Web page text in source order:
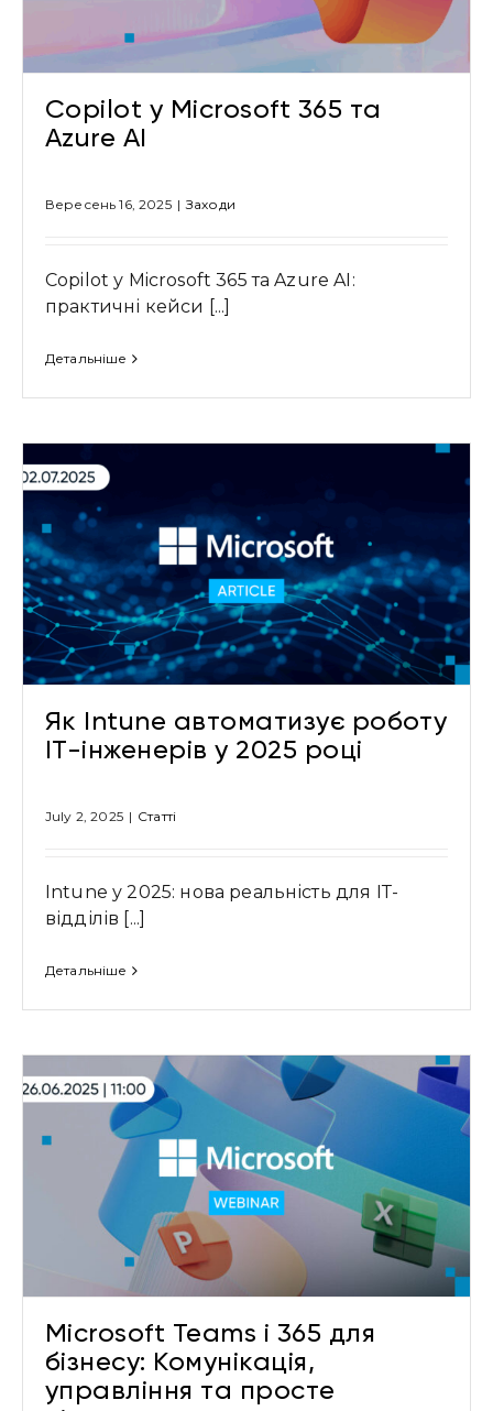
Copilot у Microsoft 365 та
Azure AI
Вересень 16, 2025 | Заходи
Copilot у Microsoft 365 та Azure AI:
практичні кейси [...]
Детальніше
Як Intune автоматизує роботу
IT-інженерів у 2025 році
July 2, 2025 | Cтатті
Intune у 2025: нова реальність для ІТ-
відділів [...]
Детальніше
Microsoft Teams і 365 для
бізнесу: Комунікація,
управління та просте